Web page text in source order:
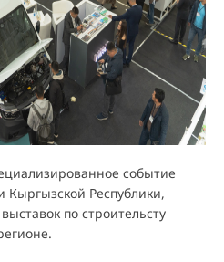
событие
Кыргызской Республики,
по строительсту